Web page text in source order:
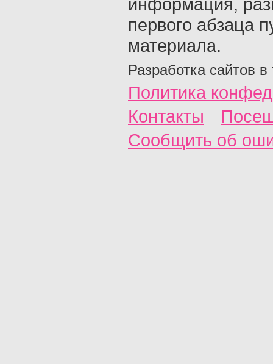
первого абзаца
материала.
Разработка сайтов в
Политика
Контакты
Сообщить об